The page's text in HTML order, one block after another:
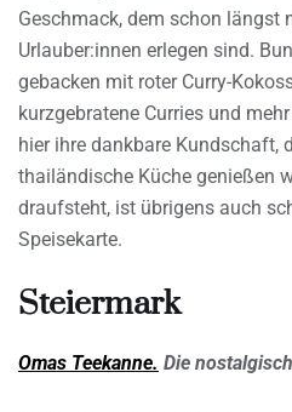
Geschmack, dem schon längst
Urlauber:innen erlegen sind.
gebacken mit roter Curry-
kurzgebratene Curries und
hier ihre dankbare Kundschaft,
thailändische Küche genießen
draufsteht, ist übrigens auch
Speisekarte.
Steiermark
Omas Teekanne. Die